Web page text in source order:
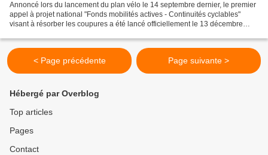
Annoncé lors du lancement du plan vélo le 14 septembre dernier, le premier
appel à projet national "Fonds mobilités actives - Continuités cyclables"
visant à résorber les coupures a été lancé officiellement le 13 décembre
< Page précédente Page suivante >
Hébergé par Overblog
Top articles
Pages
Contact